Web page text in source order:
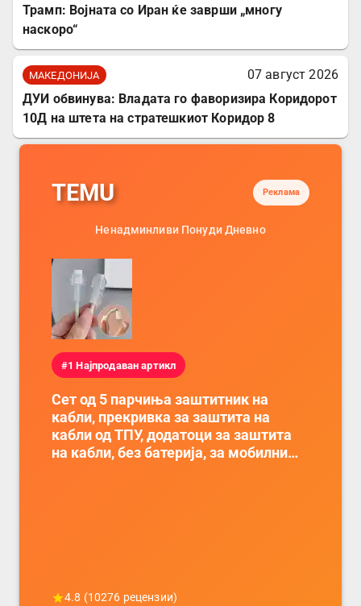
Трамп: Војната со Иран ќе заврши „многу
наскоро“
МАКЕДОНИЈА
07 август 2026
ДУИ обвинува: Владата го фаворизира Коридорот
10Д на штета на стратешкиот Коридор 8
TEMU Реклама
Ненадминливи Понуди Дневно
#1 Најпродаван артикл
Сет од 5 парчиња заштитник на
кабли, прекривка за заштита на
кабли од ТПУ, додатоци за заштита
на кабли, без батерија, за мобилни
4.8 (10276 рецензии)